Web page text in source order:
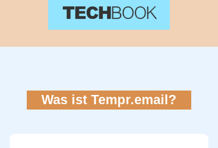
Was ist Tempr.email?